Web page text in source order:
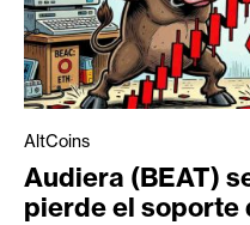
AltCoins
Audiera (BEAT)
pierde el soporte